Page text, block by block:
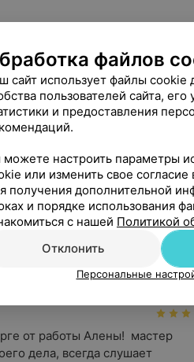
Александры Сафоновой
хотят, ул. Петра Мстиславца,
от работы Алены!  мастер
дела, всегда слушает
файлов
сайт использует файлы cookie
пользователей сайта,
и предоставления
настроить параметры
или изменить свое
получения дополнительной
и порядке использования
с нашей Политикой
Отклонить
Персональные